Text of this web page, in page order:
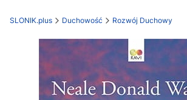
SLONIK.plus Duchowość Rozwój Duchowy